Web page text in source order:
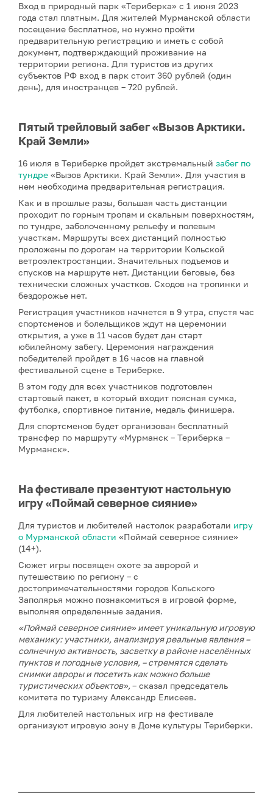
Вход в природный парк «Териберка» с 1 июня 2023
года стал платным. Для жителей Мурманской области
посещение бесплатное, но нужно пройти
предварительную регистрацию и иметь с собой
документ, подтверждающий проживание на
территории региона. Для туристов из других
субъектов РФ вход в парк стоит 360 рублей (один
день), для иностранцев – 720 рублей.
Пятый трейловый забег «Вызов Арктики.
Край Земли»
16 июля в Териберке пройдет экстремальный забег по
тундре «Вызов Арктики. Край Земли». Для участия в
нем необходима предварительная регистрация.
Как и в прошлые разы, большая часть дистанции
проходит по горным тропам и скальным поверхностям,
по тундре, заболоченному рельефу и полевым
участкам. Маршруты всех дистанций полностью
проложены по дорогам на территории Кольской
ветроэлектростанции. Значительных подъемов и
спусков на маршруте нет. Дистанции беговые, без
технически сложных участков. Сходов на тропинки и
бездорожье нет.
Регистрация участников начнется в 9 утра, спустя час
спортсменов и болельщиков ждут на церемонии
открытия, а уже в 11 часов будет дан старт
юбилейному забегу. Церемония награждения
победителей пройдет в 16 часов на главной
фестивальной сцене в Териберке.
В этом году для всех участников подготовлен
стартовый пакет, в который входит поясная сумка,
футболка, спортивное питание, медаль финишера.
Для спортсменов будет организован бесплатный
трансфер по маршруту «Мурманск – Териберка –
Мурманск».
На фестивале презентуют настольную
игру «Поймай северное сияние»
Для туристов и любителей настолок разработали игру
о Мурманской области «Поймай северное сияние»
(14+).
Сюжет игры посвящен охоте за авророй и
путешествию по региону – с
достопримечательностями городов Кольского
Заполярья можно познакомиться в игровой форме,
выполняя определенные задания.
«Поймай северное сияние» имеет уникальную игровую
механику: участники, анализируя реальные явления –
солнечную активность, засветку в районе населённых
пунктов и погодные условия, – стремятся сделать
снимки авроры и посетить как можно больше
туристических объектов», – сказал председатель
комитета по туризму Александр Елисеев.
Для любителей настольных игр на фестивале
организуют игровую зону в Доме культуры Териберки.